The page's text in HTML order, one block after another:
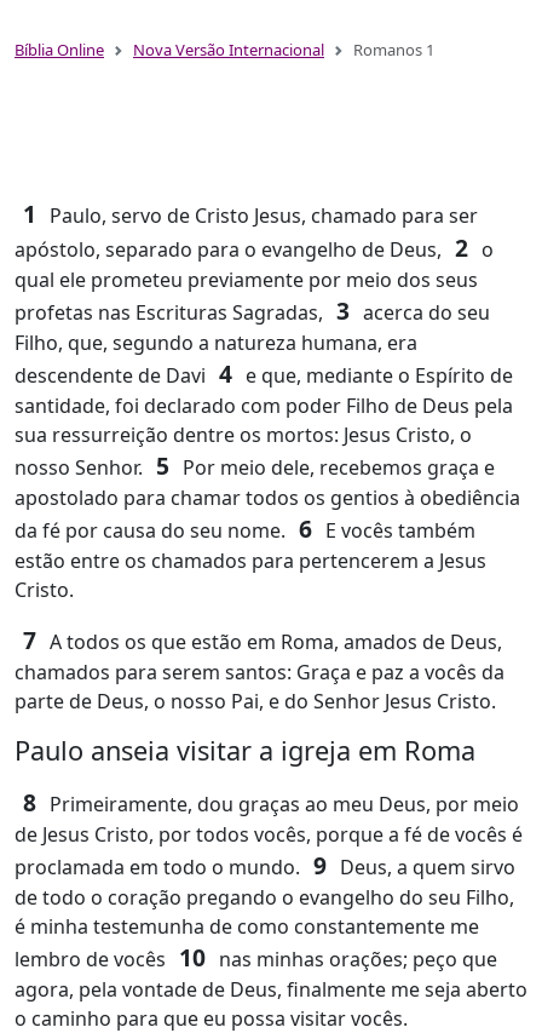
Bíblia Online Nova Versão Internacional Romanos 1
1
Paulo, servo de Cristo Jesus, chamado para ser
apóstolo, separado para o evangelho de Deus, 2 o
qual ele prometeu previamente por meio dos seus
profetas nas Escrituras Sagradas, 3 acerca do seu
Filho, que, segundo a natureza humana, era
descendente de Davi 4 e que, mediante o Espírito de
santidade, foi declarado com poder Filho de Deus pela
sua ressurreição dentre os mortos: Jesus Cristo, o
nosso Senhor. 5 Por meio dele, recebemos graça e
apostolado para chamar todos os gentios à obediência
da fé por causa do seu nome. 6 E vocês também
estão entre os chamados para pertencerem a Jesus
Cristo.
7 A todos os que estão em Roma, amados de Deus,
chamados para serem santos: Graça e paz a vocês da
parte de Deus, o nosso Pai, e do Senhor Jesus Cristo.
Paulo anseia visitar a igreja em Roma
8 Primeiramente, dou graças ao meu Deus, por meio
de Jesus Cristo, por todos vocês, porque a fé de vocês é
proclamada em todo o mundo. 9 Deus, a quem sirvo
de todo o coração pregando o evangelho do seu Filho,
é minha testemunha de como constantemente me
lembro de vocês 10 nas minhas orações; peço que
agora, pela vontade de Deus, finalmente me seja aberto
o caminho para que eu possa visitar vocês.